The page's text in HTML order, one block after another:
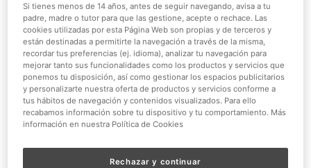
Si tienes menos de 14 años, antes de seguir navegando, avisa a tu
padre, madre o tutor para que las gestione, acepte o rechace. Las
cookies utilizadas por esta Página Web son propias y de terceros y
están destinadas a permitirte la navegación a través de la misma,
recordar tus preferencias (ej. idioma), analizar tu navegación para
mejorar tanto sus funcionalidades como los productos y servicios que
ponemos tu disposición, así como gestionar los espacios publicitarios
y personalizarte nuestra oferta de productos y servicios conforme a
tus hábitos de navegación y contenidos visualizados. Para ello
recabamos información sobre tu dispositivo y tu comportamiento. Más
información en nuestra Política de Cookies
Rechazar y continuar